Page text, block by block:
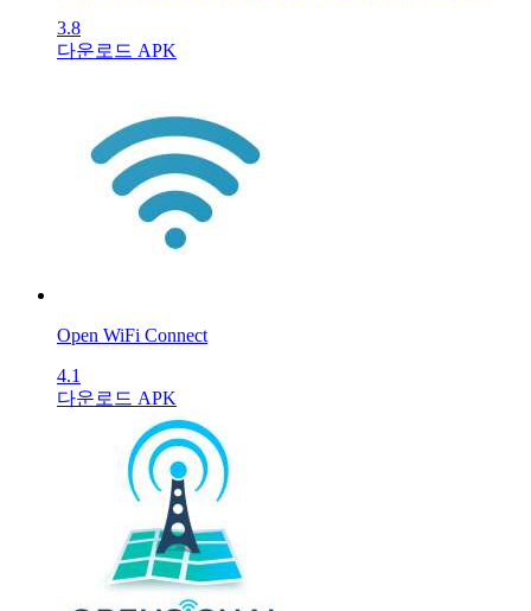
3.8
다운로드 APK
Open WiFi Connect
4.1
다운로드 APK